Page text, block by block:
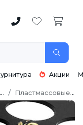
Акции
Пластмассовые пуговицы